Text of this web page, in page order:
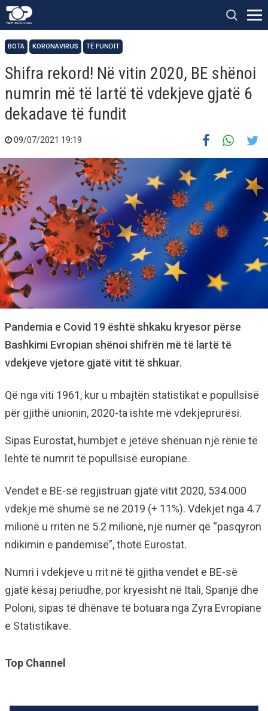
BOTA KORONAVIRUS TË FUNDIT
Shifra rekord! Në vitin 2020, BE shënoi
numrin më të lartë të vdekjeve gjatë 6
dekadave të fundit
09/07/2021 19:19
Pandemia e Covid 19 është shkaku kryesor përse
Bashkimi Evropian shënoi shifrën më të lartë të
vdekjeve vjetore gjatë vitit të shkuar.
Që nga viti 1961, kur u mbajtën statistikat e popullsisë
për gjithë unionin, 2020-ta ishte më vdekjeprurësi.
Sipas Eurostat, humbjet e jetëve shënuan një rënie të
lehtë të numrit të popullsisë europiane.
Vendet e BE-së regjistruan gjatë vitit 2020, 534.000
vdekje më shumë se në 2019 (+ 11%). Vdekjet nga 4.7
milionë u rritën në 5.2 milionë, një numër që “pasqyron
ndikimin e pandemisë”, thotë Eurostat.
Numri i vdekjeve u rrit në të gjitha vendet e BE-së
gjatë kësaj periudhe, por kryesisht në Itali, Spanjë dhe
Poloni, sipas të dhënave të botuara nga Zyra Evropiane
e Statistikave.
Top Channel